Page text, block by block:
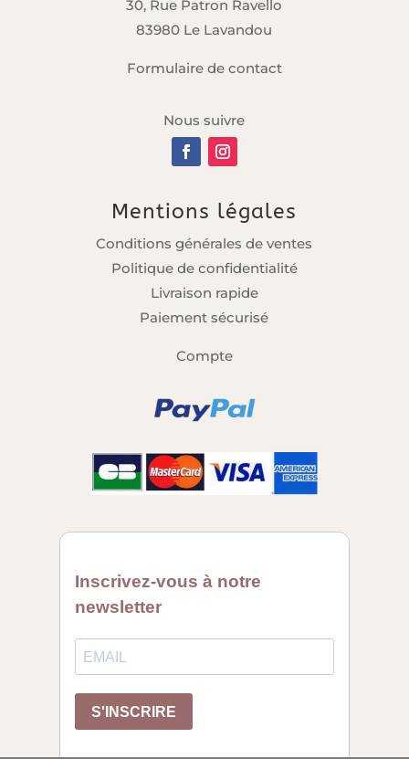
30, Rue Patron Ravello
83980 Le Lavandou
Formulaire de contact
Nous suivre
Mentions légales
Conditions générales de ventes
Politique de confidentialité
Livraison rapide
Paiement sécurisé
Compte